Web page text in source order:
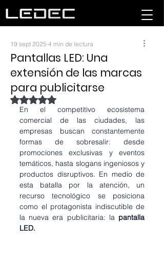
Pantallas LED: Una
extensión de las marcas
para publicitarse
19 sept 2025 4 min de lectura
Obtuvo NaN de 5 estrellas.
En el competitivo ecosistema
comercial de las ciudades, las
empresas buscan constantemente
formas de sobresalir: desde
promociones exclusivas y eventos
temáticos, hasta slogans ingeniosos y
productos disruptivos. En medio de
esta batalla por la atención, un
recurso tecnológico se posiciona
como el protagonista indiscutible de
la nueva era publicitaria: la pantalla
LED.